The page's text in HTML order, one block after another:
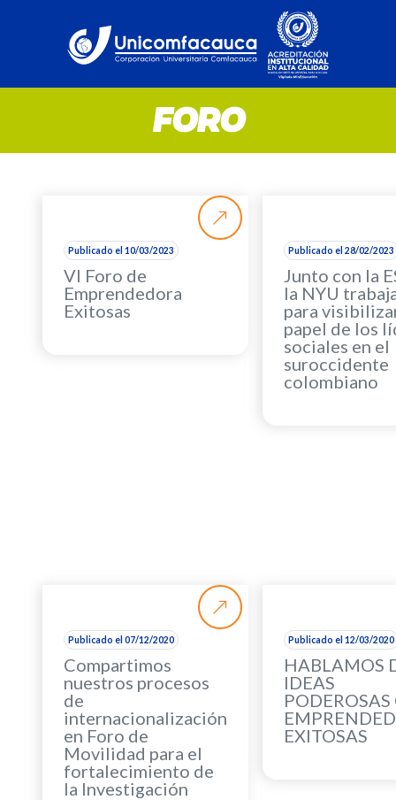
FORO
Publicado el 10/03/2023
VI Foro de
Emprendedora
Exitosas
Publicado el 28/02/2023
Junto con la
la NYU
para
papel de los
sociales en el
suroccidente
colombiano
Publicado el 07/12/2020
Compartimos
nuestros procesos
de
internacionalización
en Foro de
Movilidad para el
fortalecimiento de
la Investigación
Publicado el 12/03/2020
HABLAMOS
IDEAS
EXITOSAS